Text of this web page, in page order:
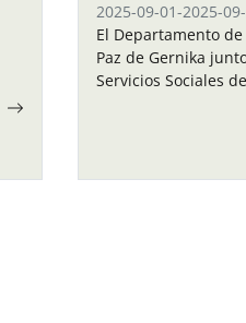
2025-09-01-2025-
El Departamento
Paz de Gernika
Servicios Sociales